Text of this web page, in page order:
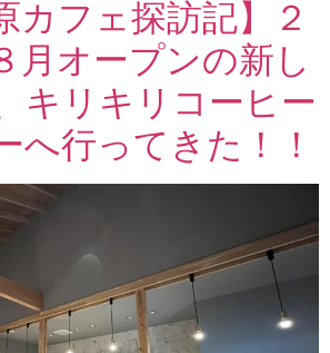
カフェ探訪記】２
月オープンの新し
キリキリコーヒー
へ行ってきた！！